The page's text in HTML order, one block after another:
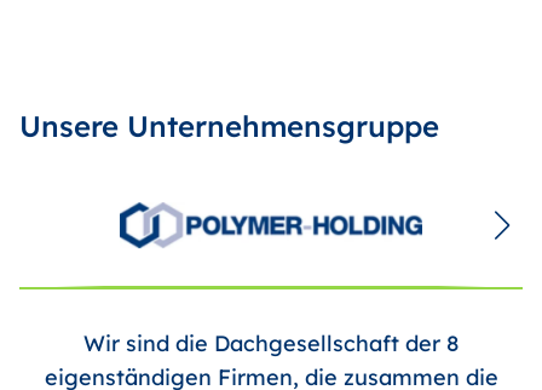
Unsere Unternehmensgruppe
Wir sind die Dachgesellschaft der 8
eigenständigen Firmen, die zusammen die